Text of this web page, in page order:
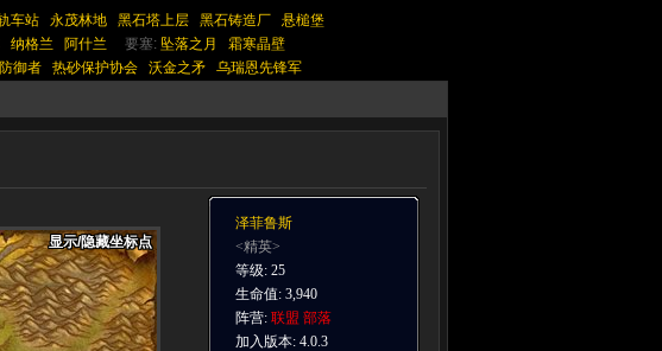
车站 永茂林地 黑石塔上层 黑石铸造厂
悬槌堡
纳格兰 阿什兰 要塞: 坠落之月
霜寒晶壁
御者 热砂保护协会 沃金之矛 乌瑞恩先锋军
显示/隐藏坐标点
显示/隐藏坐标点
显示/隐藏坐标点
显示/隐藏坐标点
显示/隐藏坐标点
显示/隐藏坐标点
显示/隐藏坐标点
显示/隐藏坐标点
显示/隐藏坐标点
泽菲鲁斯
<精英>
等级: 25
生命值: 3,940
阵营: 联盟 部落
加入版本: 4.0.3